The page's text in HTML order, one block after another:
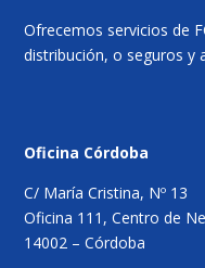
Ofrecemos servicios de
distribución, o seguros y
Oficina Córdoba
C/ María Cristina, Nº 13
Oficina 111, Centro de
14002 – Córdoba